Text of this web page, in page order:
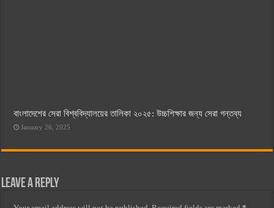
বাংলাদেশের সেরা বিশ্ববিদ্যালয়ের তালিকা ২০২৫: উচ্চশিক্ষার জন্য সেরা গন্তব্য
January 26, 2025
Leave a Reply